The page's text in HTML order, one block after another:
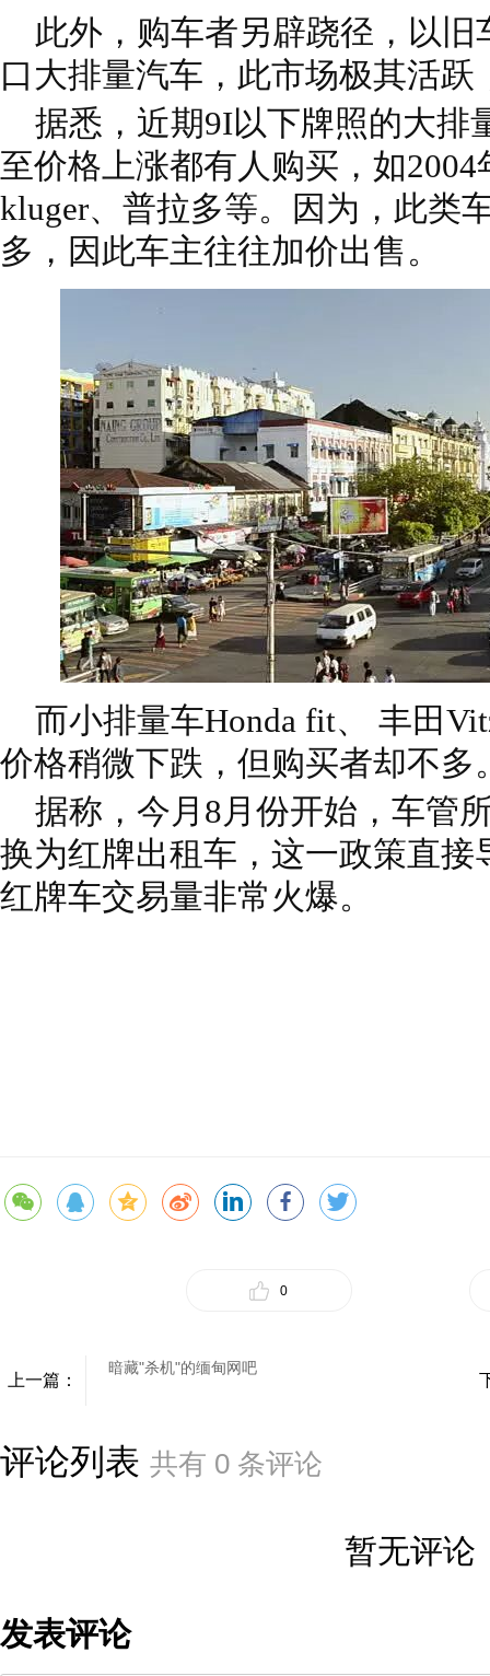
此外，购车者另辟跷径，以旧
口大排量汽车，此市场极其活跃
据悉，近期9I以下牌照的大排
至价格上涨都有人购买，如
kluger、普拉多等。因为，此类
多，因此车主往往加价出售。
而小排量车Honda fit、 丰田
价格稍微下跌，但购买者却不多
据称，今月8月份开始，车管
换为红牌出租车，这一政策直接
红牌车交易量非常火爆。
0
上一篇：
暗藏"杀机"的缅甸网吧
评论列表 共有 0 条评论
暂无评论
发表评论